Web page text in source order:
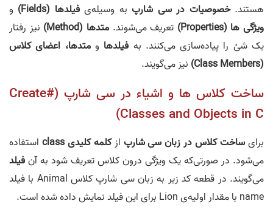
هستند.خصوصیات در سی شارپبه وسیله‌یفیلدها (Fields)
و
ویژگی ها (Properties)
تعریف می‌شوند.متدها (Method)
نیز رفتار
یک شئ را پیاده‌سازی می‌کنند. به فیلدها ومتدها، اعضای کلاس
(Class Members)
نیز می‌گویند.
ساخت کلاس ها و اشیاء در سی شارپ (#Create
Classes and Objects in C)
برایساخت کلاس در زبان سی شارپ ازکلمه کلیدی class
استفاده
می‌شود. در صورتی‌که یک ویژگی درون کلاس تعریف شود به آنفیلد
می‌گویند. در قطعه کد زیر به زبان سی شارپ کلاس Animal با فیلد
name با مقدار اولیه‌ی Lion برای این فیلد نمایش داده شده است.